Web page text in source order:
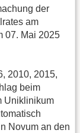
der
am
07. Mai 2025
2010, 2015,
beim
Uniklinikum
Novum an den